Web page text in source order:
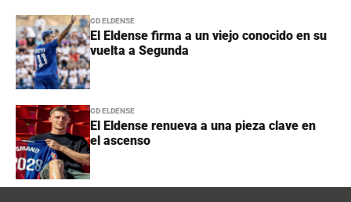
CD ELDENSE
El Eldense firma a un viejo conocido en su
vuelta a Segunda
CD ELDENSE
El Eldense renueva a una pieza clave en
el ascenso